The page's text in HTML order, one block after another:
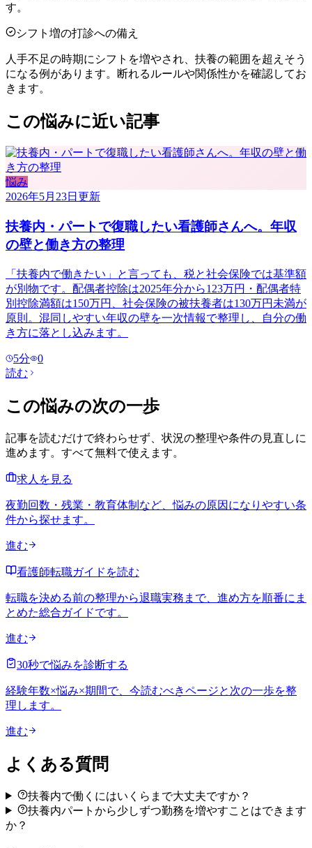
す。
シフト増の打診への備え
人手不足の時期にシフトを増やされ、扶養の範囲を超えそう
になる例があります。断れるルールや関係性かを確認してお
きます。
この悩みに近い記事
悩み
2026年5月23日 更新
扶養内・パートで復職したい看護師さんへ。年収
の壁と働き方の整理
「扶養内で働きたい」と言っても、税と社会保険では基準額
が別物です。配偶者控除は2025年分から123万円・配偶者特
別控除満額は150万円、社会保険の被扶養者は130万円未満が
原則。混同しやすい年収の壁を一次情報で整理し、自分の働
き方に落とし込みます。
5分
0
読む
この悩みの次の一歩
記事を読むだけで終わらせず、状況の整理や条件の見直しに
進めます。すべて無料で使えます。
求人を見る
夜勤回数・残業・教育体制など、悩みの原因になりやすい条
件から探せます。
進む
看護師転職ガイドを読む
転職を決める前の整理から退職実務まで、進め方を順番にま
とめた総合ガイドです。
進む
30秒で悩みを診断する
経験年数×悩み×期間で、今読むべきページと次の一歩を整
理します。
進む
よくある質問
扶養内で働くにはいくらまで大丈夫ですか？
扶養内パートから少しずつ勤務を増やすことはできます
か？